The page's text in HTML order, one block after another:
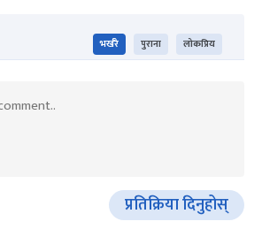
भर्खरै पुराना लोकप्रिय
प्रतिक्रिया दिनुहोस्